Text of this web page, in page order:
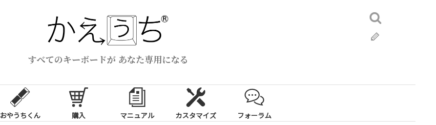
すべてのキーボードが あなた専用になる
検
索:
おやうちくん 購入 マニュアル カスタマイズ フォーラム